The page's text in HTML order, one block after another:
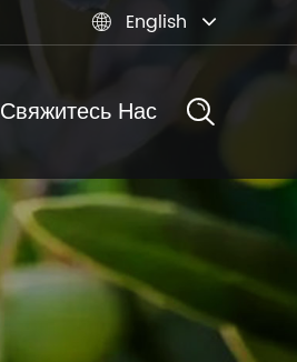
 English
Свяжитесь Нас